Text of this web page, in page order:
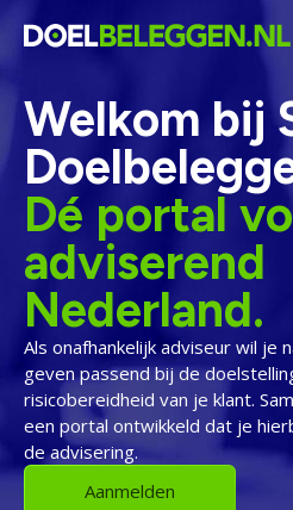
Welkom bij
Dé portal
adviserend
Nederland.
Als onafhankelijk adviseur wil je
geven passend bij de
risicobereidheid van je klant.
een portal ontwikkeld dat je
de advisering.
Aanmelden